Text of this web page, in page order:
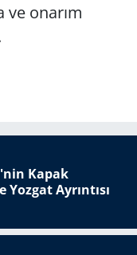
onarım
Kapak
Yozgat Ayrıntısı